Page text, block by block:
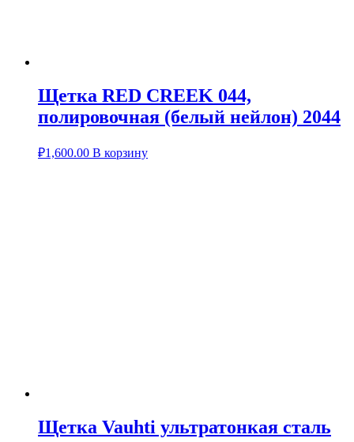
Щетка RED CREEK 044,
полировочная (белый нейлон) 2044
₽1,600.00 В корзину
Щетка Vauhti ультратонкая сталь